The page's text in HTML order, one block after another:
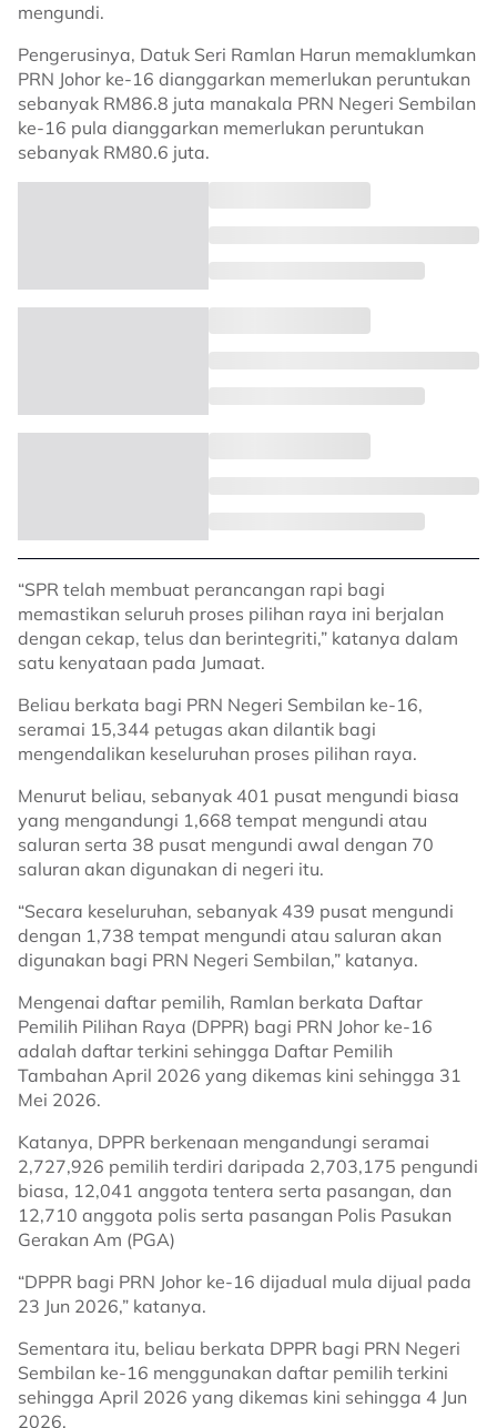
mengundi.
Pengerusinya, Datuk Seri Ramlan Harun memaklumkan
PRN Johor ke-16 dianggarkan memerlukan peruntukan
sebanyak RM86.8 juta manakala PRN Negeri Sembilan
ke-16 pula dianggarkan memerlukan peruntukan
sebanyak RM80.6 juta.
“SPR telah membuat perancangan rapi bagi
memastikan seluruh proses pilihan raya ini berjalan
dengan cekap, telus dan berintegriti,” katanya dalam
satu kenyataan pada Jumaat.
Beliau berkata bagi PRN Negeri Sembilan ke-16,
seramai 15,344 petugas akan dilantik bagi
mengendalikan keseluruhan proses pilihan raya.
Menurut beliau, sebanyak 401 pusat mengundi biasa
yang mengandungi 1,668 tempat mengundi atau
saluran serta 38 pusat mengundi awal dengan 70
saluran akan digunakan di negeri itu.
“Secara keseluruhan, sebanyak 439 pusat mengundi
dengan 1,738 tempat mengundi atau saluran akan
digunakan bagi PRN Negeri Sembilan,” katanya.
Mengenai daftar pemilih, Ramlan berkata Daftar
Pemilih Pilihan Raya (DPPR) bagi PRN Johor ke-16
adalah daftar terkini sehingga Daftar Pemilih
Tambahan April 2026 yang dikemas kini sehingga 31
Mei 2026.
Katanya, DPPR berkenaan mengandungi seramai
2,727,926 pemilih terdiri daripada 2,703,175 pengundi
biasa, 12,041 anggota tentera serta pasangan, dan
12,710 anggota polis serta pasangan Polis Pasukan
Gerakan Am (PGA)
“DPPR bagi PRN Johor ke-16 dijadual mula dijual pada
23 Jun 2026,” katanya.
Sementara itu, beliau berkata DPPR bagi PRN Negeri
Sembilan ke-16 menggunakan daftar pemilih terkini
sehingga April 2026 yang dikemas kini sehingga 4 Jun
2026.